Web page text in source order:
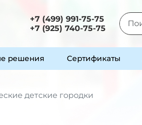
+7 (499) 991-75-75
+7 (925) 740-75-75
решения Сертификаты
детские городки